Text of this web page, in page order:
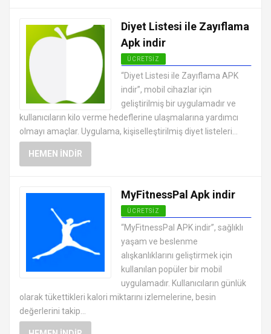
Diyet Listesi ile Zayıflama
Apk indir
ÜCRETSIZ
ANDROID SAĞLIK VE FITNESS
UYGULAMALARI APK
“Diyet Listesi ile Zayıflama APK
indir”, mobil cihazlar için
geliştirilmiş bir uygulamadır ve
kullanıcıların kilo verme hedeflerine ulaşmalarına yardımcı
olmayı amaçlar. Uygulama, kişiselleştirilmiş diyet listeleri...
HEMEN İNDIR
MyFitnessPal Apk indir
ÜCRETSIZ
ANDROID SAĞLIK VE FITNESS
UYGULAMALARI APK
“MyFitnessPal APK indir”, sağlıklı
yaşam ve beslenme
alışkanlıklarını geliştirmek için
kullanılan popüler bir mobil
uygulamadır. Kullanıcıların günlük
olarak tükettikleri kalori miktarını izlemelerine, besin
değerlerini takip...